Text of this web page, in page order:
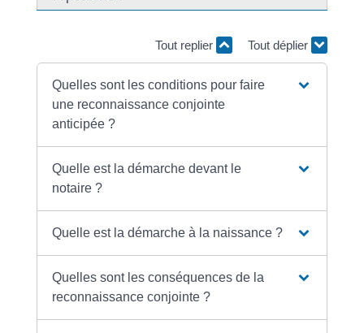
Tout replier Tout déplier
Quelles sont les conditions pour faire
une reconnaissance conjointe
anticipée ?
Quelle est la démarche devant le
notaire ?
Quelle est la démarche à la naissance ?
Quelles sont les conséquences de la
reconnaissance conjointe ?